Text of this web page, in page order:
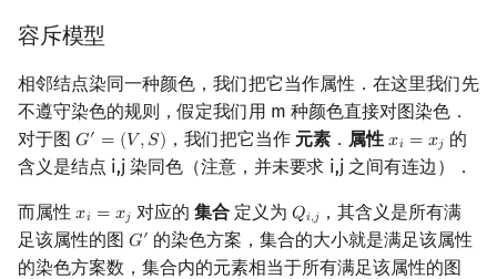
容斥模型
相邻结点染同一种颜色，我们把它当作属性．在这里我们先
不遵守染色的规则，假定我们用 m 种颜色直接对图染色．
对于图 𝐺′ = (𝑉,𝑆)
G′= (V S) ，我们把它当作 元素． 属性 𝑥𝑖 = 𝑥𝑗
xi=xj
的
含义是结点 i,j 染同色（注意，并未要求 i,j 之间有连边）．
而属性 𝑥𝑖 = 𝑥𝑗
xi=xj 对应的 集合定义为 𝑄𝑖,𝑗
Qi,j ，其含义是所有满
足该属性的图 𝐺′
G′ 的染色方案，集合的大小就是满足该属性
的染色方案数，集合内的元素相当于所有满足该属性的图